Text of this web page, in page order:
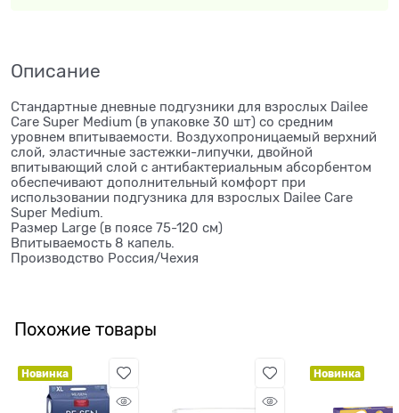
Описание
Стандартные дневные подгузники для взрослых Dailee
Care Super Medium (в упаковке 30 шт) со средним
уровнем впитываемости. Воздухопроницаемый верхний
слой, эластичные застежки-липучки, двойной
впитывающий слой с антибактериальным абсорбентом
обеспечивают дополнительный комфорт при
использовании подгузника для взрослых Dailee Care
Super Medium.
Размер Large (в поясе 75-120 см)
Впитываемость 8 капель.
Производство Россия/Чехия
Похожие товары
Новинка Новинка